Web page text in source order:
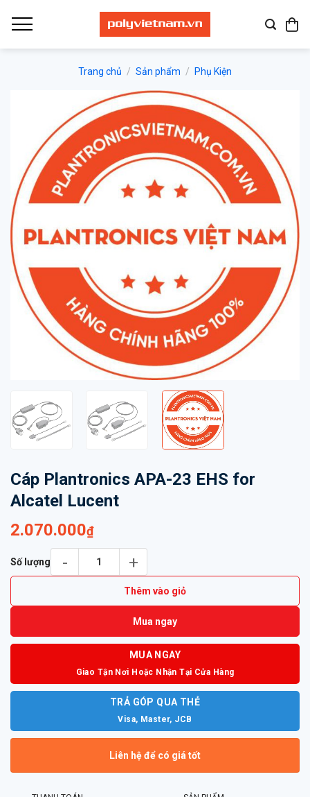
qua
Trang chủ / Sản phẩm / Phụ Kiện
Cáp Plantronics APA-23 EHS for
Alcatel Lucent
2.070.000₫
Số lượng
Thêm vào giỏ
Mua ngay
MUA NGAY
Giao Tận Nơi Hoặc Nhận Tại Cửa Hàng
TRẢ GÓP QUA THẺ
Visa, Master, JCB
Liên hệ để có giá tốt